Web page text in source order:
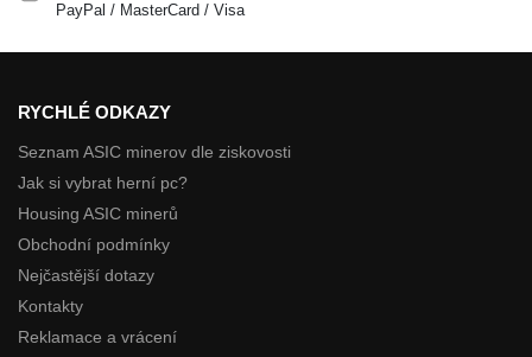
PayPal / MasterCard / Visa
RYCHLÉ ODKAZY
Seznam ASIC minerov dle ziskovosti
Jak si vybrat herní pc?
Housing ASIC minerů
Obchodní podmínky
Nejčastější dotazy
Kontakty
Reklamace a vrácení